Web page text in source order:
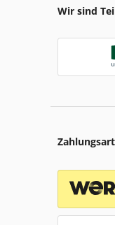
Wir sind